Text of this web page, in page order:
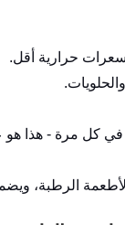
حرارية أقل.
الرطبة،